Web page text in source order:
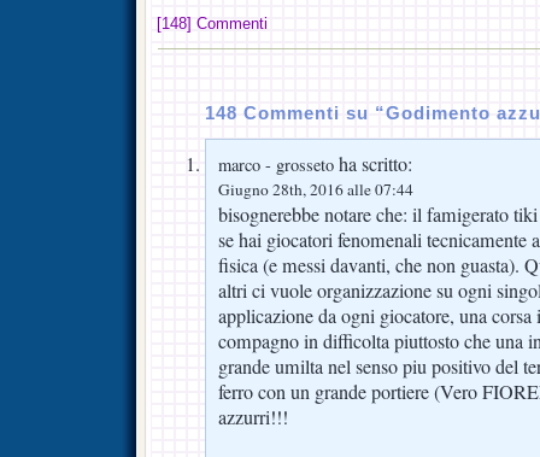
[148] Commenti
148 Commenti su “Godimento
marco - grosseto ha scritto:
Giugno 28th, 2016 alle 07:44
bisognerebbe notare che: il famigerato
se hai giocatori fenomenali tecnicamente
fisica (e messi davanti, che non guasta).
altri ci vuole organizzazione su ogni
applicazione da ogni giocatore, una
compagno in difficolta piuttosto che una
grande umilta nel senso piu positivo del
ferro con un grande portiere (Vero
azzurri!!!